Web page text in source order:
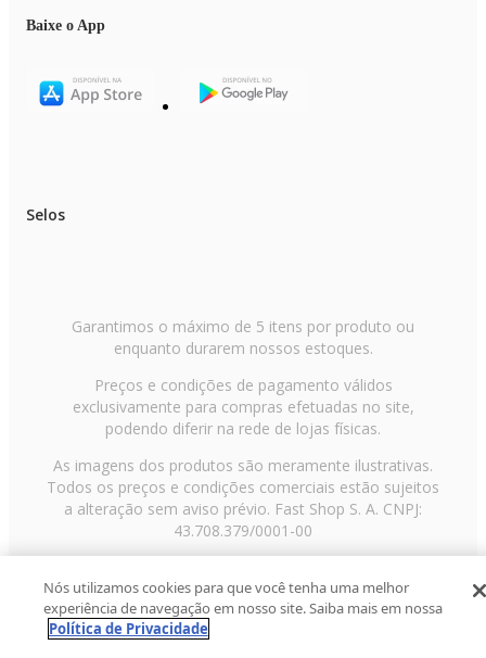
Baixe o App
Selos
Garantimos o máximo de 5 itens por produto ou
enquanto durarem nossos estoques.
Preços e condições de pagamento válidos
exclusivamente para compras efetuadas no site,
podendo diferir na rede de lojas físicas.
As imagens dos produtos são meramente ilustrativas.
Todos os preços e condições comerciais estão sujeitos
a alteração sem aviso prévio. Fast Shop S. A. CNPJ:
43.708.379/0001-00
Paulo/SP, CEP 02029-001, Telefone: 11 3003-3728 ©
2013 Fast Shop - Todos os direitos reservadosRF
Nós utilizamos cookies para que você tenha uma melhor
experiência de navegação em nosso site. Saiba mais em nossa
Política de Privacidade